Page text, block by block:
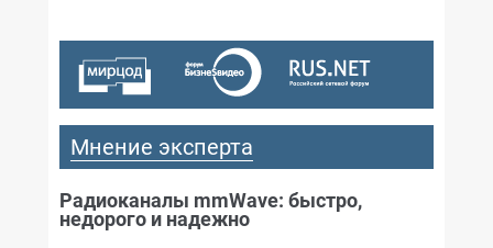
Мнение эксперта
Радиоканалы mmWave: быстро,
недорого и надежно